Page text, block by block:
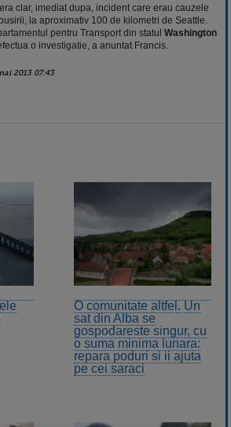
clar, imediat dupa, incident care erau cauzele
la aproximativ 100 de kilometri de Seattle.
pentru Transport din statul Washington
o investigatie, a anuntat Francis.
2013 07:43
O comunitate altfel. Un
sat din Alba se
gospodareste singur, cu
o suma minima lunara:
repara poduri si ii ajuta
pe cei saraci